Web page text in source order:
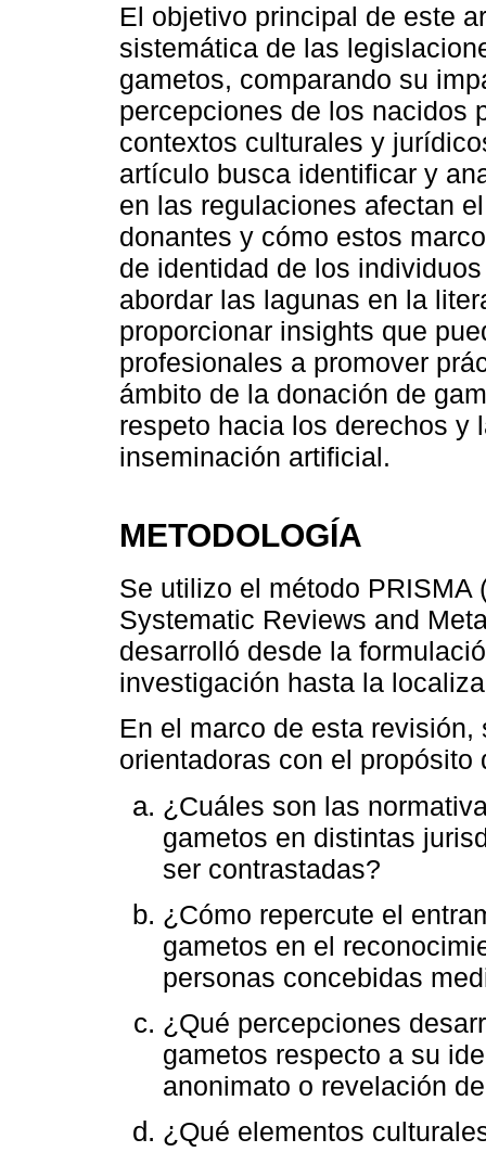
El objetivo principal de este
sistemática de las
gametos, comparando su
percepciones de los nacidos
contextos culturales y
artículo busca identificar y
en las regulaciones afectan
donantes y cómo estos
de identidad de los
abordar las lagunas en la
proporcionar insights que
profesionales a promover
ámbito de la donación de
respeto hacia los derechos y
inseminación artificial.
METODOLOGÍA
Se utilizo el método PRISMA
Systematic Reviews and
desarrolló desde la
investigación hasta la
En el marco de esta
orientadoras con el
¿Cuáles son las
gametos en distintas
ser contrastadas?
¿Cómo repercute el
gametos en el
personas concebidas
¿Qué percepciones
gametos respecto a su
anonimato o revelación
¿Qué elementos